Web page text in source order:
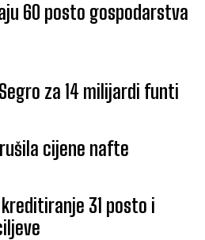
60 posto gospodarstva
za 14 milijardi funti
cijene nafte
kreditiranje 31 posto i